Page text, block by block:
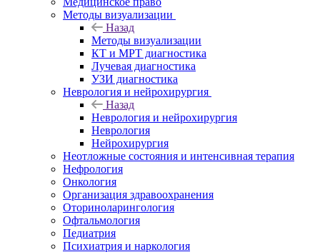
Методы визуализации
Назад
Методы визуализации
КТ и МРТ диагностика
Лучевая диагностика
УЗИ диагностика
Неврология и нейрохирургия
Назад
Неврология и нейрохирургия
Неврология
Нейрохирургия
Неотложные состояния и интенсивная терапия
Нефрология
Онкология
Организация здравоохранения
Оториноларингология
Офтальмология
Педиатрия
Психиатрия и наркология